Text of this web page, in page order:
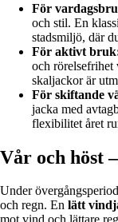
För
och stil. En
stadsmiljö, där
För aktivt
och
skaljackor är
För skiftande
jacka med
flexibilitet året
Vår och höst
Under
och regn. En lätt